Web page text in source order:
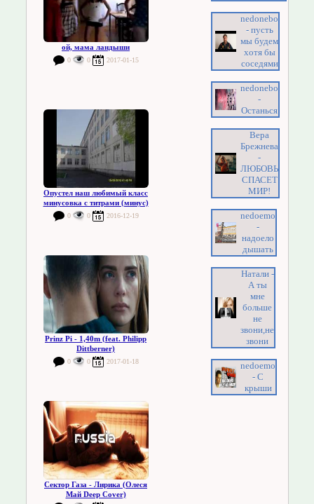
ой, мама ландыши
0 0 2017-01-15
Опустел наш любимый класс
минусовка с титрами (минус)
0 0 2016-12-19
Prinz Pi - 1,40m (feat. Philipp
Dittberner)
0 0 2017-01-18
Сектор Газа - Лирика (Олеся
Май Deep Cover)
nedonebo
- пусть
мы будем
хотя бы
соседями
nedonebo
-
Останься
Вера
Брежнева
-
ЛЮБОВЬ
СПАСЕТ
МИР!
nedoemo
-
надоело
дышать
Натали -
А ты
мне
больше
не
звони,не
звони
nedoemo
- С
крыши